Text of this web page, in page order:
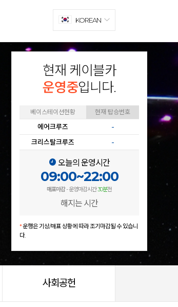
현재 케이블카
운영중입니다.
베이스테이션현황 현재 탑승번호
에어크루즈
-
크리스탈크루즈
-
오늘의 운영시간
09:00~22:00
매표마감- 운영마감시간30분전
해지는 시간
*운행은 기상/매표 상황에 따라 조기마감될 수 있습니
다.
KOREAN
사회공헌